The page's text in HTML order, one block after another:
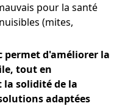
pour la santé
(mites,
d'améliorer la
tout en
solidité de la
adaptées